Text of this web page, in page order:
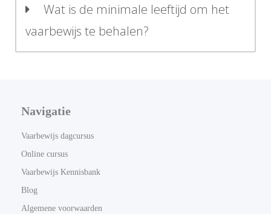
Wat is de minimale leeftijd om het
vaarbewijs te behalen?
Navigatie
Vaarbewijs dagcursus
Online cursus
Vaarbewijs Kennisbank
Blog
Algemene voorwaarden